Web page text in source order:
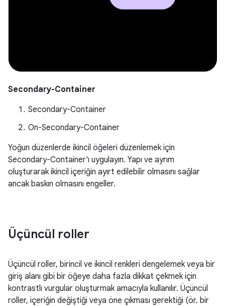
Secondary-Container
Secondary-Container
On-Secondary-Container
Yoğun düzenlerde ikincil öğeleri düzenlemek için
Secondary-Container'ı uygulayın. Yapı ve ayrım
oluşturarak ikincil içeriğin ayırt edilebilir olmasını sağlar
ancak baskın olmasını engeller.
Üçüncül roller
Üçüncül roller, birincil ve ikincil renkleri dengelemek veya bir
giriş alanı gibi bir öğeye daha fazla dikkat çekmek için
kontrastlı vurgular oluşturmak amacıyla kullanılır. Üçüncül
roller, içeriğin değiştiği veya öne çıkması gerektiği (ör. bir